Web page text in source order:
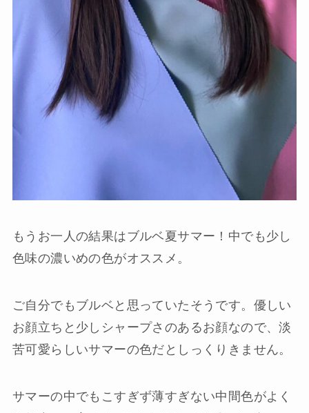
もうお一人の結果はブルベ夏サマー！中でも少し
色味の濃いめの色がオススメ。
ご自分でもブルベと思っていたそうです。優しい
お顔立ちと少しシャープさのあるお顔なので、淡
苦可愛らしいサマーの色だとしっくりきません。
サマーの中でもこすぎず薄すぎない中間色がよく